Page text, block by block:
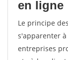
en ligne
Le principe
s'apparenter
entreprises